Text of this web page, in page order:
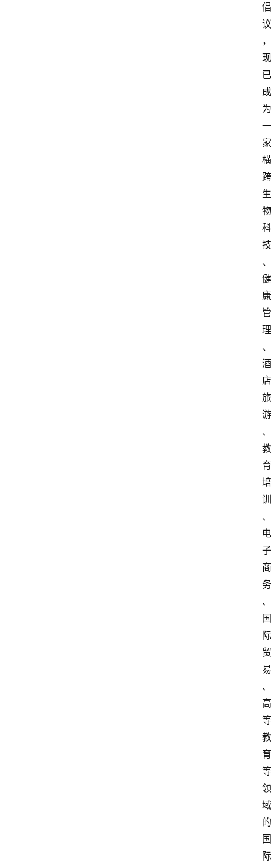
倡
议
，
现
已
成
为
一
家
横
跨
生
物
科
技
、
健
康
管
理
、
酒
店
旅
游
、
教
育
培
训
、
电
子
商
务
、
国
际
贸
易
、
高
等
教
育
等
领
域
的
国
际